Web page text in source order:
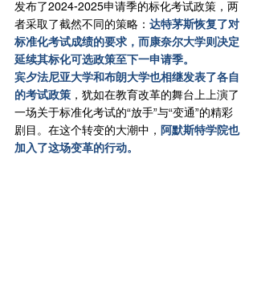
发布了2024-2025申请季的标化考试政策，两
者采取了截然不同的策略： 达特茅斯恢复了对
标准化考试成绩的要求，而康奈尔大学则决定
延续其标化可选政策至下一申请季。
宾夕法尼亚大学和布朗大学也相继发表了各自
的考试政策 ，犹如在教育改革的舞台上上演了
一场关于标准化考试的“放手”与“变通”的精彩
剧目。在这个转变的大潮中， 阿默斯特学院也
加入了这场变革的行动。